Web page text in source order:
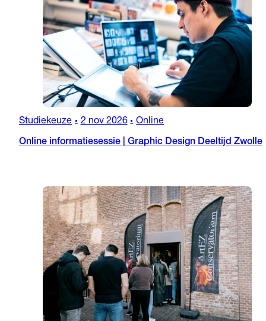
Studiekeuze • 2 nov 2026 • Online
Online informatiesessie | Graphic Design Deeltijd Zwolle